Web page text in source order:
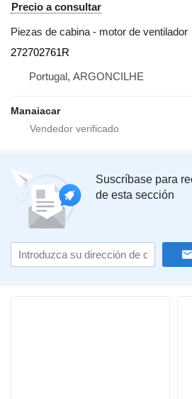
Precio a consultar
Piezas de cabina - motor de ventilador
272702761R
Portugal, ARGONCILHE
Manaiacar
Suscríbase para
de esta sección